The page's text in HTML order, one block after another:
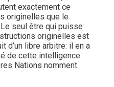
exactement ce
originelles que le
seul être qui puisse
originelles est
d’un libre arbitre: il en a
de cette intelligence
Nations nomment